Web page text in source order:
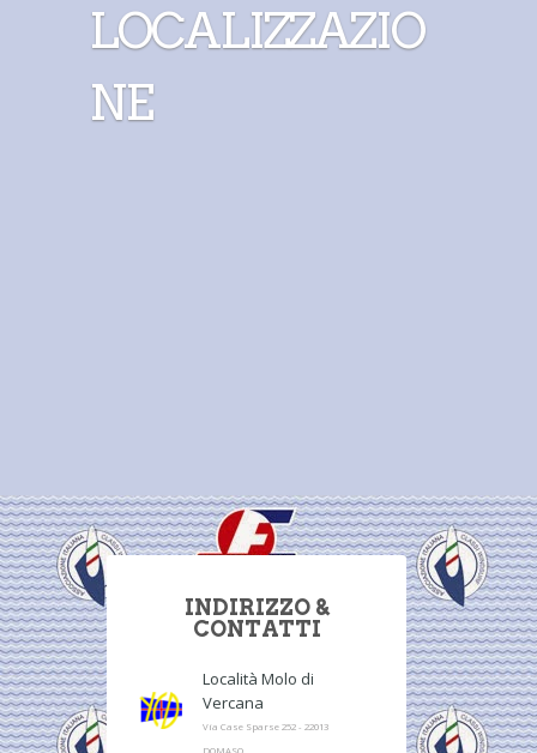
LOCALIZZAZIO
NE
INDIRIZZO &
CONTATTI
Località Molo di
Vercana
Via Case Sparse 252 - 22013
DOMASO